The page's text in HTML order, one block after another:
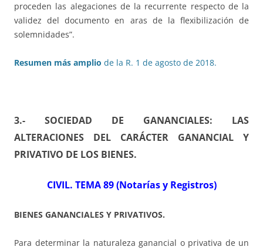
proceden las alegaciones de la recurrente respecto de la
validez del documento en aras de la flexibilización de
solemnidades”.
Resumen más amplio de la R. 1 de agosto de 2018.
3.- SOCIEDAD DE GANANCIALES: LAS
ALTERACIONES DEL CARÁCTER GANANCIAL Y
PRIVATIVO DE LOS BIENES.
CIVIL. TEMA 89 (Notarías y Registros)
BIENES GANANCIALES Y PRIVATIVOS.
Para determinar la naturaleza ganancial o privativa de un